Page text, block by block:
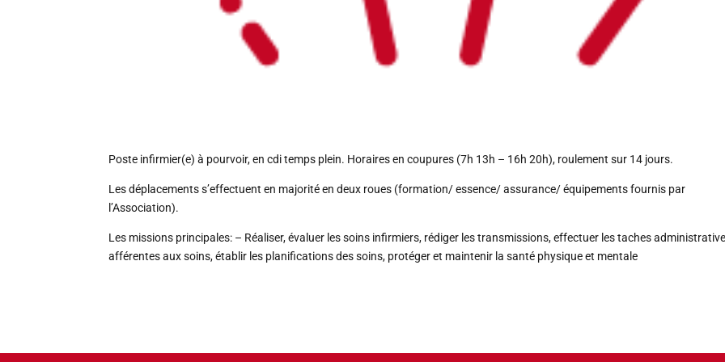
Poste infirmier(e) à pourvoir, en cdi temps plein. Horaires en coupures (7h 13h – 16h 20h), roulement sur 14 jours.
Les déplacements s’effectuent en majorité en deux roues (formation/ essence/ assurance/ équipements fournis par
l’Association).
Les missions principales: – Réaliser, évaluer les soins infirmiers, rédiger les transmissions, effectuer les taches
afférentes aux soins, établir les planifications des soins, protéger et maintenir la santé physique et mentale